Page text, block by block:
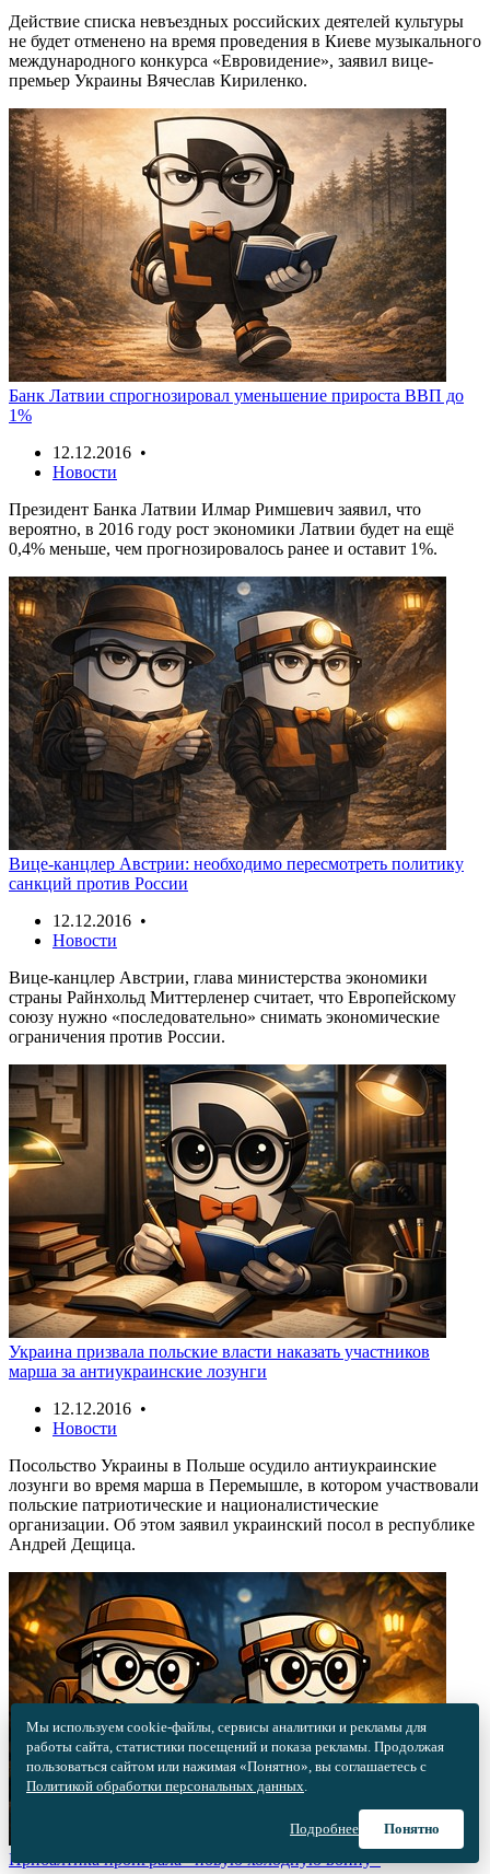
Действие списка невъездных российских деятелей культуры
не будет отменено на время проведения в Киеве музыкального
международного конкурса «Евровидение», заявил вице-
премьер Украины Вячеслав Кириленко.
Банк Латвии спрогнозировал уменьшение прироста ВВП до
1%
12.12.2016 •
Новости
Президент Банка Латвии Илмар Римшевич заявил, что
вероятно, в 2016 году рост экономики Латвии будет на ещё
0,4% меньше, чем прогнозировалось ранее и оставит 1%.
Вице-канцлер Австрии: необходимо пересмотреть политику
санкций против России
12.12.2016 •
Новости
Вице-канцлер Австрии, глава министерства экономики
страны Райнхольд Миттерленер считает, что Европейскому
союзу нужно «последовательно» снимать экономические
ограничения против России.
Украина призвала польские власти наказать участников
марша за антиукраинские лозунги
12.12.2016 •
Новости
Посольство Украины в Польше осудило антиукраинские
лозунги во время марша в Перемышле, в котором участвовали
польские патриотические и националистические
организации. Об этом заявил украинский посол в республике
Андрей Дещица.
Прибалтика проиграла «новую холодную войну»
Мы используем cookie-файлы, сервисы аналитики и рекламы для
работы сайта, статистики посещений и показа рекламы. Продолжая
пользоваться сайтом или нажимая «Понятно», вы соглашаетесь с
Политикой обработки персональных данных.
Подробнее Понятно